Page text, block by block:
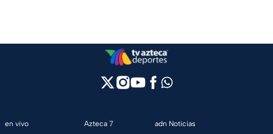
en vivo
Azteca 7
adn Noticias